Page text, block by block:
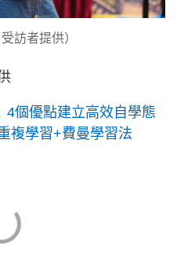
訪者提供）
4個優點建立高效自學態
複學習+費曼學習法